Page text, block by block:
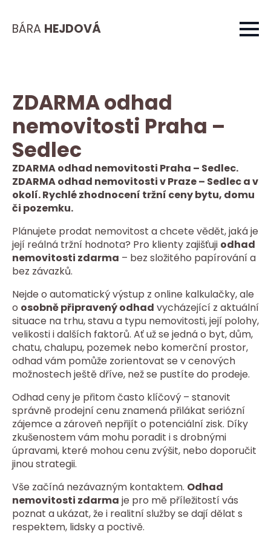
BÁRA HEJDOVÁ
ZDARMA odhad
nemovitosti Praha –
Sedlec
ZDARMA odhad nemovitosti Praha – Sedlec.
ZDARMA odhad nemovitosti v Praze – Sedlec a v
okolí. Rychlé zhodnocení tržní ceny bytu, domu
či pozemku.
Plánujete prodat nemovitost a chcete vědět, jaká je
její reálná tržní hodnota? Pro klienty zajišťuji odhad
nemovitosti zdarma – bez složitého papírování a
bez závazků.
Nejde o automatický výstup z online kalkulačky, ale
o osobně připravený odhad vycházející z aktuální
situace na trhu, stavu a typu nemovitosti, její polohy,
velikosti i dalších faktorů. Ať už se jedná o byt, dům,
chatu, chalupu, pozemek nebo komerční prostor,
odhad vám pomůže zorientovat se v cenových
možnostech ještě dříve, než se pustíte do prodeje.
Odhad ceny je přitom často klíčový – stanovit
správně prodejní cenu znamená přilákat seriózní
zájemce a zároveň nepřijít o potenciální zisk. Díky
zkušenostem vám mohu poradit i s drobnými
úpravami, které mohou cenu zvýšit, nebo doporučit
jinou strategii.
Vše začíná nezávazným kontaktem. Odhad
nemovitosti zdarma je pro mě příležitostí vás
poznat a ukázat, že i realitní služby se dají dělat s
respektem, lidsky a poctivě.